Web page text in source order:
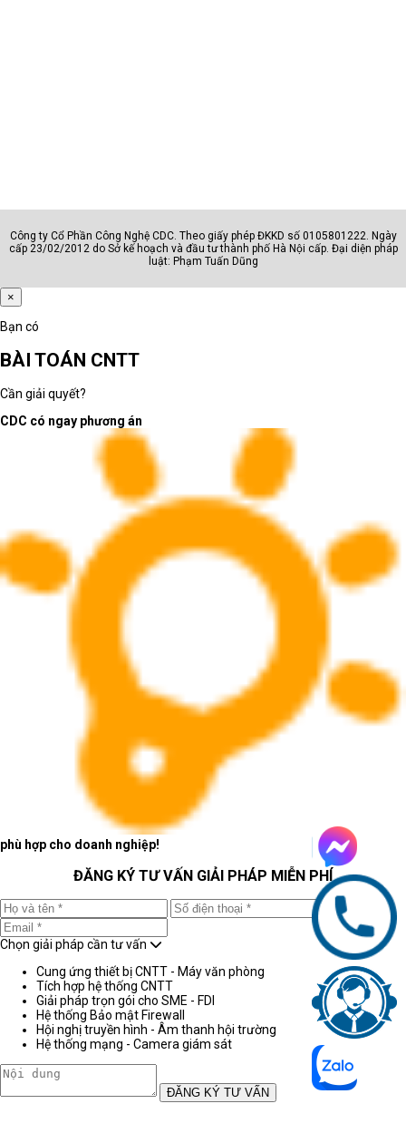
Công ty Cổ Phần Công Nghệ CDC. Theo giấy phép ĐKKD số 0105801222. Ngày
cấp 23/02/2012 do Sở kế hoạch và đầu tư thành phố Hà Nội cấp. Đại diện pháp
luật: Phạm Tuấn Dũng
×
Bạn có
BÀI TOÁN CNTT
Cần giải quyết?
CDC có ngay phương án
phù hợp cho doanh nghiệp!
ĐĂNG KÝ TƯ VẤN GIẢI PHÁP MIỄN PHÍ
Chọn giải pháp cần tư vấn
Cung ứng thiết bị CNTT - Máy văn phòng
Tích hợp hệ thống CNTT
Giải pháp trọn gói cho SME - FDI
Hệ thống Bảo mật Firewall
Hội nghị truyền hình - Âm thanh hội trường
Hệ thống mạng - Camera giám sát
ĐĂNG KÝ TƯ VẤN